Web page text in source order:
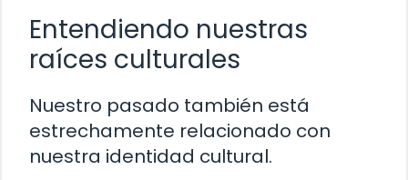
Entendiendo nuestras
raíces culturales
Nuestro pasado también está
estrechamente relacionado con
nuestra identidad cultural.